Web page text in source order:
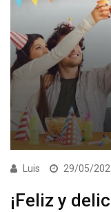
Luis 29/05/
¡Feliz y